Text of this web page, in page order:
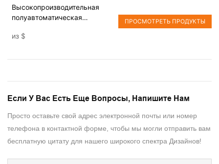
Высокопроизводительная
полуавтоматическая
пластиковых кронштейнов
из $
ПРОСМОТРЕТЬ ПРОДУКТЫ
Если У Вас Есть Еще Вопросы, Напишите Нам
Просто оставьте свой адрес электронной почты или номер
телефона в контактной форме, чтобы мы могли отправить вам
бесплатную цитату для нашего широкого спектра Дизайнов!